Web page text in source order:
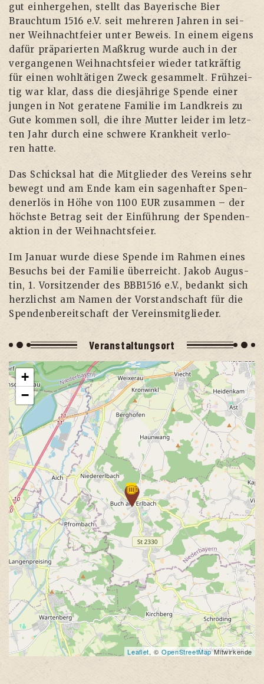
gut ein­her­ge­hen, stellt das Baye­ri­sche Bier
Brauch­tum 1516 e.V. seit meh­re­ren Jah­ren in sei­
ner Weih­nacht­fei­er unter Beweis. In einem eigens
dafür prä­pa­rier­ten Maß­krug wur­de auch in der
ver­gan­ge­nen Weih­nachts­fei­er wie­der tat­kräf­tig
für einen wohl­tä­ti­gen Zweck gesam­melt. Früh­zei­
tig war klar, dass die dies­jäh­ri­ge Spen­de einer
jun­gen in Not gera­te­ne Fami­lie im Land­kreis zu
Gute kom­men soll, die ihre Mut­ter lei­der im letz­
ten Jahr durch eine schwe­re Krank­heit ver­lo­
ren hatte.
Das Schick­sal hat die Mit­glie­der des Ver­eins sehr
bewegt und am Ende kam ein sagen­haf­ter Spen­
den­er­lös in Höhe von 1100 EUR zusam­men – der
höchs­te Betrag seit der Ein­füh­rung der Spen­den­
ak­ti­on in der Weihnachtsfeier.
Im Janu­ar wur­de die­se Spen­de im Rah­men eines
Besuchs bei der Fami­lie über­reicht. Jakob Augus­
tin, 1. Vor­sit­zen­der des BBB1516 e.V., bedankt sich
herz­lichst am Namen der Vor­stand­schaft für die
Spen­den­be­reit­schaft der Vereinsmitglieder.
Ver­an­stal­tungs­ort
+
−
Leaflet, ©OpenStreetMapMitwirkende